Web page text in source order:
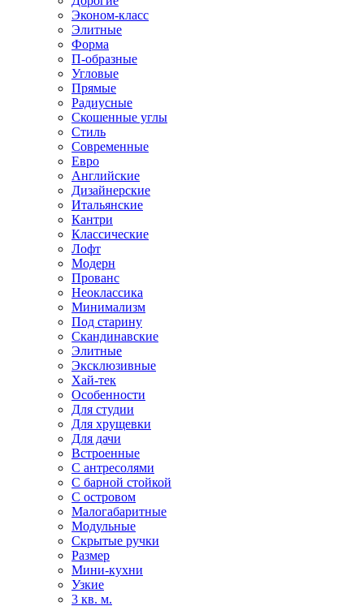
Эконом-класс
Элитные
Форма
П-образные
Угловые
Прямые
Радиусные
Скошенные углы
Стиль
Современные
Евро
Английские
Дизайнерские
Итальянские
Кантри
Классические
Лофт
Модерн
Прованс
Неоклассика
Минимализм
Под старину
Скандинавские
Элитные
Эксклюзивные
Хай-тек
Особенности
Для студии
Для хрущевки
Для дачи
Встроенные
С антресолями
С барной стойкой
С островом
Малогабаритные
Модульные
Скрытые ручки
Размер
Мини-кухни
Узкие
3 кв. м.